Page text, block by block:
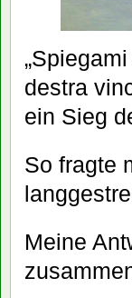
destra
ein Sieg
So fragte
Meine